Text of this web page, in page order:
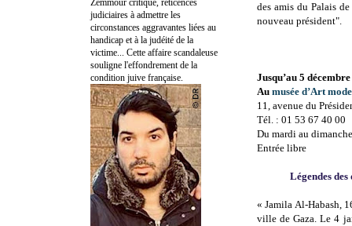
des amis du Palais
nouveau président".
Jusqu’au 5
Au musée d’Art
11, avenue du
Tél. : 01 53 67 40 00
Du mardi au
Entrée libre
Légendes
« Jamila Al-Habash,
ville de Gaza. Le 4
judiciaires à admettre les
circonstances aggravantes liées au
handicap et à la judéité de la
victime... Cette affaire scandaleuse
souligne l'effondrement de la
condition juive française.